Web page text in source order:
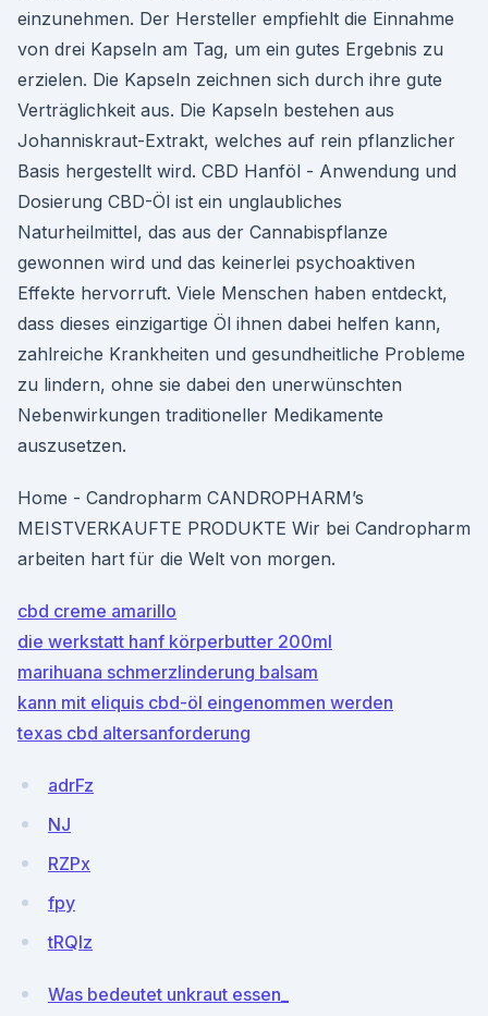
einzunehmen. Der Hersteller empfiehlt die Einnahme
von drei Kapseln am Tag, um ein gutes Ergebnis zu
erzielen. Die Kapseln zeichnen sich durch ihre gute
Verträglichkeit aus. Die Kapseln bestehen aus
Johanniskraut-Extrakt, welches auf rein pflanzlicher
Basis hergestellt wird. CBD Hanföl - Anwendung und
Dosierung CBD-Öl ist ein unglaubliches
Naturheilmittel, das aus der Cannabispflanze
gewonnen wird und das keinerlei psychoaktiven
Effekte hervorruft. Viele Menschen haben entdeckt,
dass dieses einzigartige Öl ihnen dabei helfen kann,
zahlreiche Krankheiten und gesundheitliche Probleme
zu lindern, ohne sie dabei den unerwünschten
Nebenwirkungen traditioneller Medikamente
auszusetzen.
Home - Candropharm CANDROPHARM’s
MEISTVERKAUFTE PRODUKTE Wir bei Candropharm
arbeiten hart für die Welt von morgen.
cbd creme amarillo
die werkstatt hanf körperbutter 200ml
marihuana schmerzlinderung balsam
kann mit eliquis cbd-öl eingenommen werden
texas cbd altersanforderung
adrFz
NJ
RZPx
fpy
tRQIz
Was bedeutet unkraut essen_